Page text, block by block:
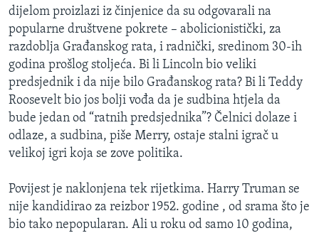
dijelom proizlazi iz činjenice da su odgovarali na
popularne društvene pokrete – abolicionistički, za
razdoblja Građanskog rata, i radnički, sredinom 30-ih
godina prošlog stoljeća. Bi li Lincoln bio veliki
predsjednik i da nije bilo Građanskog rata? Bi li Teddy
Roosevelt bio jos bolji vođa da je sudbina htjela da
bude jedan od “ratnih predsjednika”? Čelnici dolaze i
odlaze, a sudbina, piše Merry, ostaje stalni igrač u
velikoj igri koja se zove politika.
Povijest je naklonjena tek rijetkima. Harry Truman se
nije kandidirao za reizbor 1952. godine , od srama što je
bio tako nepopularan. Ali u roku od samo 10 godina,